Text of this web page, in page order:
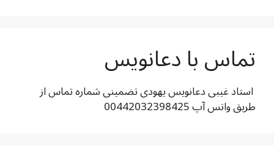
تماس با دعانویس
استاد غیبی دعانویس یهودی تضمینی شماره تماس از
طریق واتس آپ 00442032398425